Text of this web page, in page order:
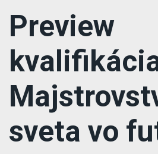
Preview
sveta vo